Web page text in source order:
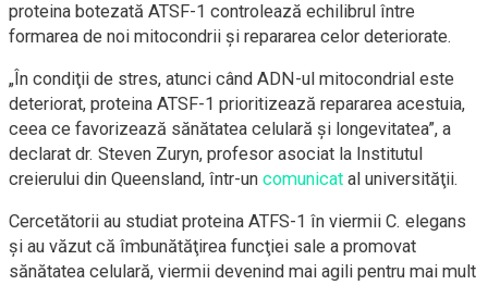
proteina botezată ATSF-1 controlează echilibrul între
formarea de noi mitocondrii şi repararea celor deteriorate.
„În condiţii de stres, atunci când ADN-ul mitocondrial este
deteriorat, proteina ATSF-1 prioritizează repararea acestuia,
ceea ce favorizează sănătatea celulară şi longevitatea”, a
declarat dr. Steven Zuryn, profesor asociat la Institutul
creierului din Queensland, într-un comunicat al universităţii.
Cercetătorii au studiat proteina ATFS-1 în viermii C. elegans
şi au văzut că îmbunătăţirea funcţiei sale a promovat
sănătatea celulară, viermii devenind mai agili pentru mai mult